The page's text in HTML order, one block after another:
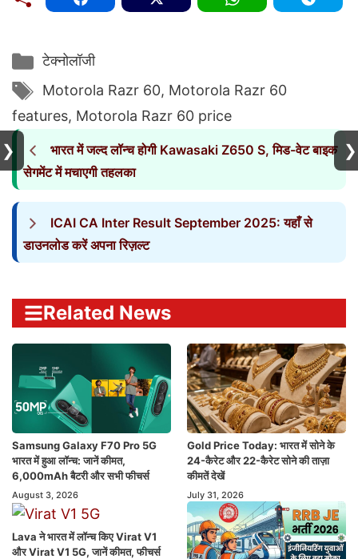
Categories
टेक्नोलॉजी
Tags
Motorola Razr 60, Motorola Razr 60
features, Motorola Razr 60 price
भारत में जल्द लॉन्च होगी Kawasaki Z650 S, मिड-वेट बाइक
सेगमेंट में मचाएगी तहलका
ICAI CA Inter Result September 2025: यहाँ से
डाउनलोड करें अपना रिज़ल्ट
Related News
Samsung Galaxy F70 Pro 5G
भारत में हुआ लॉन्च: जानें कीमत,
6,000mAh बैटरी और सभी फीचर्स
August 3, 2026
Gold Price Today: भारत में सोने के
24-कैरेट और 22-कैरेट सोने की ताज़ा
कीमतें देखें
July 31, 2026
Lava ने भारत में लॉन्च किए Virat V1
और Virat V1 5G, जानें कीमत, फीचर्स
❯ ❯